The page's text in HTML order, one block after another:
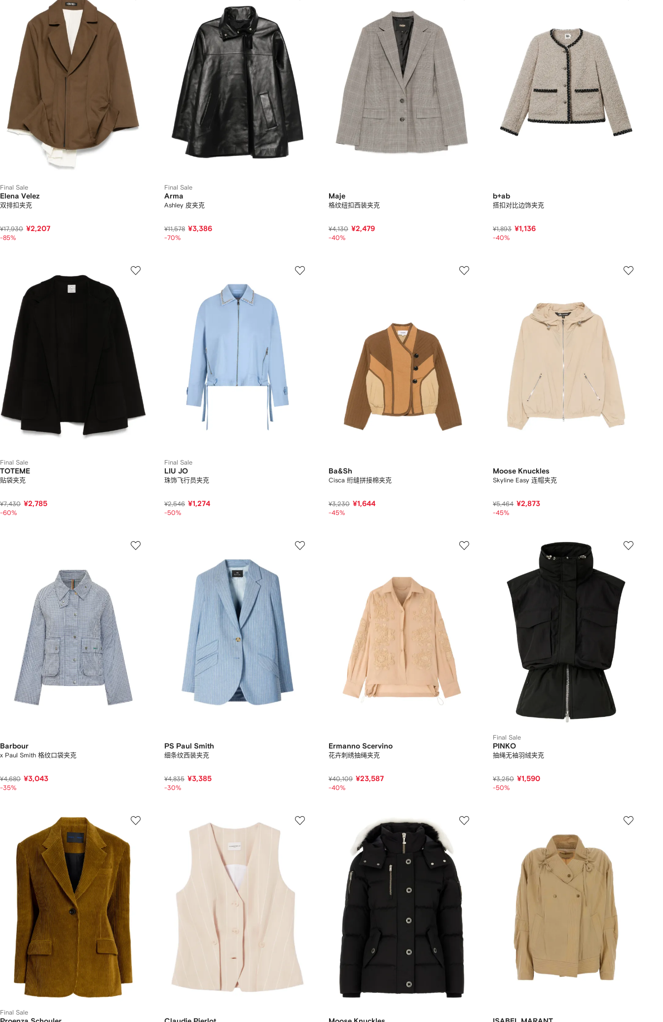
Final Sale
Elena Velez
双排扣夹克
¥17,930 ¥2,207
-85%
Final Sale
Arma
Ashley 皮夹克
¥11,578 ¥3,386
-70%
Maje
格纹纽扣西装夹克
¥4,130 ¥2,479
-40%
b+ab
搭扣对比边饰夹克
¥1,893 ¥1,136
-40%
Final Sale
TOTEME
贴袋夹克
¥7,430 ¥2,785
-60%
Final Sale
LIU JO
珠饰飞行员夹克
¥2,546 ¥1,274
-50%
Ba&Sh
Cisca 绗缝拼接棉夹克
¥3,230 ¥1,644
-45%
Moose Knuckles
Skyline Easy 连帽夹克
¥5,464 ¥2,873
-45%
Barbour
x Paul Smith 格纹口袋夹克
¥4,680 ¥3,043
-35%
PS Paul Smith
细条纹西装夹克
¥4,835 ¥3,385
-30%
Ermanno Scervino
花卉刺绣抽绳夹克
¥40,109 ¥23,587
-40%
Final Sale
PINKO
抽绳无袖羽绒夹克
¥3,250 ¥1,590
-50%
Final Sale